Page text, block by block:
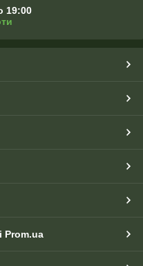
19:00
Prom.ua